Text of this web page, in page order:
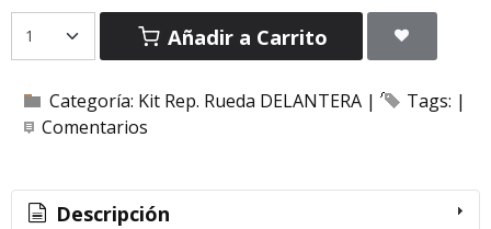
Añadir a Carrito
Categoría: Kit Rep. Rueda DELANTERA | Tags: |
Comentarios
Descripción